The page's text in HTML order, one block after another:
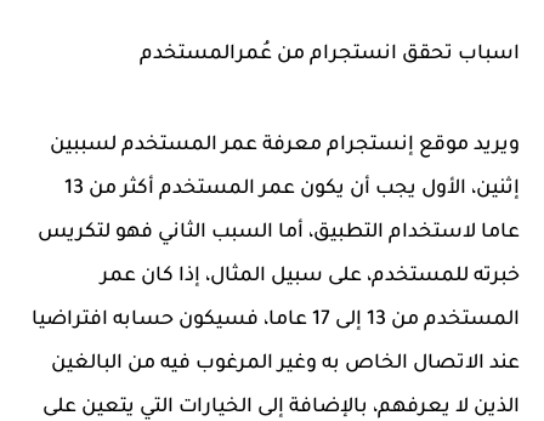
اسباب تحقق انستجرام من عُمرالمستخدم
ويريد موقع إنستجرام معرفة عمر المستخدم لسببين
إثنين، الأول يجب أن يكون عمر المستخدم أكثر من 13
عاما لاستخدام التطبيق، أما السبب الثاني فهو لتكريس
خبرته للمستخدم، على سبيل المثال، إذا كان عمر
المستخدم من 13 إلى 17 عاما، فسيكون حسابه افتراضيا
عند الاتصال الخاص به وغير المرغوب فيه من البالغين
الذين لا يعرفهم، بالإضافة إلى الخيارات التي يتعين على